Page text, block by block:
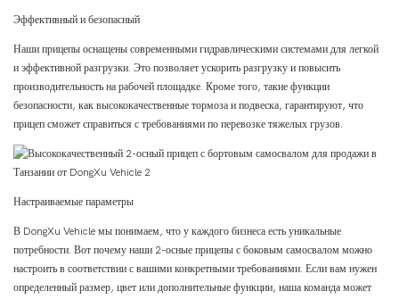
Эффективный и безопасный
Наши прицепы оснащены современными гидравлическими системами для легкой
и эффективной разгрузки. Это позволяет ускорить разгрузку и повысить
производительность на рабочей площадке. Кроме того, такие функции
безопасности, как высококачественные тормоза и подвеска, гарантируют, что
прицеп сможет справиться с требованиями по перевозке тяжелых грузов.
Настраиваемые параметры
В DongXu Vehicle мы понимаем, что у каждого бизнеса есть уникальные
потребности. Вот почему наши 2-осные прицепы с боковым самосвалом можно
настроить в соответствии с вашими конкретными требованиями. Если вам нужен
определенный размер, цвет или дополнительные функции, наша команда может